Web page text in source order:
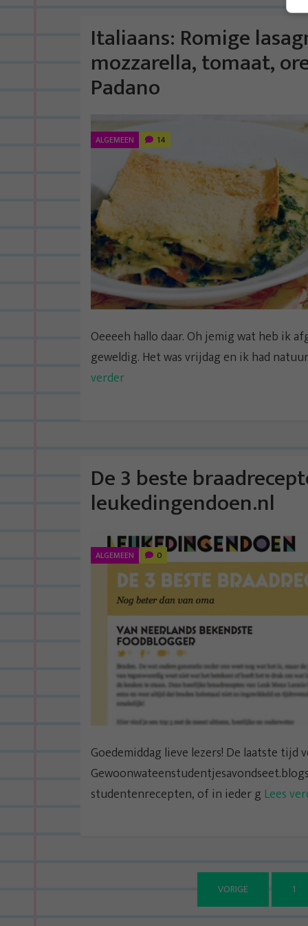
Italiaans: Romige
mozzarella, tomaat,
Padano
ALGEMEEN 14
Oeeeeh hallo daar. Oh jemig wat heb ik
geweldig. Het was vrijdag en ik had
verder
De 3 beste
leukedingendoen.nl
ALGEMEEN 0
Goedemiddag lieve lezers! De laatste
studentenrecepten, of in ieder g Lees
VORIGE 1